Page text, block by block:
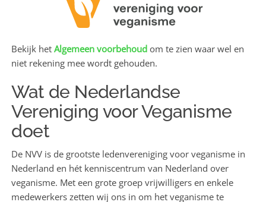
Bekijk hetAlgemeen voorbehoud om te zien waar wel en
niet rekening mee wordt gehouden.
Wat de Nederlandse
Vereniging voor Veganisme
doet
De NVV is de grootste ledenvereniging voor veganisme in
Nederland en hét kenniscentrum van Nederland over
veganisme. Met een grote groep vrijwilligers en enkele
medewerkers zetten wij ons in om het veganisme te